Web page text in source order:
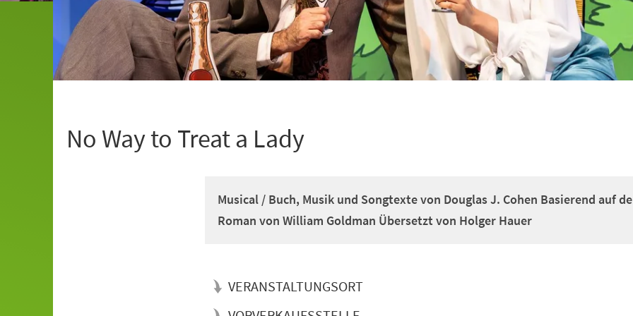
No Way to Treat a Lady
Musical / Buch, Musik und Songtexte von Douglas J. Cohen Basierend auf
Roman von William Goldman Übersetzt von Holger Hauer
VERANSTALTUNGSORT